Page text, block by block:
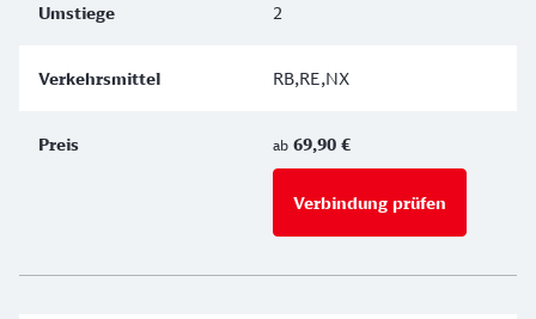
2
RB,RE,NX
ab 69,90 €
Verbindung prüfen